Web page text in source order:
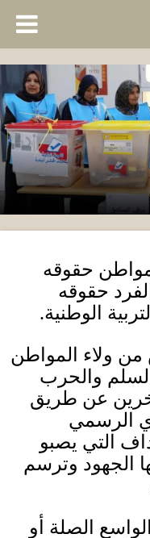
حقوقه
حقوقه
الوطنية.
ولاء المواطن
والحرب
عن طريق
الرسمي
التي يصبو
الجهود وترسم
الصلة أو